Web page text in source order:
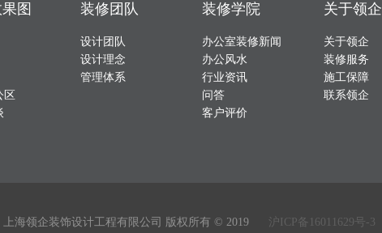
图
区
装修团队
设计团队
设计理念
管理体系
装修学院
办公室装修新闻
办公风水
行业资讯
问答
客户评价
关于领企
关于领企
装修服务
施工保障
联系领企
上海领企装饰设计工程有限公司 版权所有 © 2019 沪ICP备16011629号-3